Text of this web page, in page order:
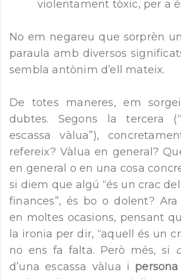
violentament tòxic, per a
No em negareu que sorprèn
paraula amb diversos
sembla antònim d’ell mateix.
De totes maneres, em
dubtes. Segons la tercera
escassa vàlua”),
refereix? Vàlua en general?
en general o en una cosa
si diem que algú “és un crac
finances”, és bo o dolent?
en moltes ocasions, pensant
la ironia per dir, “aquell és un
no ens fa falta. Però més, si
d’una escassa vàlua i persona